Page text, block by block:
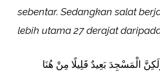
sebentar. Sedangkan salat
lebih utama 27 derajat
الْمَسْجِدَ بَعِيدٌ قَلِيلًا مِنْ هُنَا